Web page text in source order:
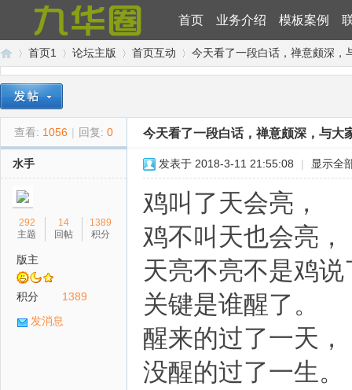
首页 业务介绍 模板案例
九»
首页1
›
论坛主版
›
首页互动
›
今天看了一段白话，禅意颇深，
查看: 1056 | 回复: 0 今天看了一段白话，禅意颇深，与大
水手
292
主题
14
回帖
1389
积分
版主
积分
1389
发消息
发表于 2018-3-11 21:55:08 | 显示全
鸡叫了天会亮，
鸡不叫天也会亮，
天亮不亮不是鸡说
关键是谁醒了。
醒来的过了一天，
没醒的过了一生。